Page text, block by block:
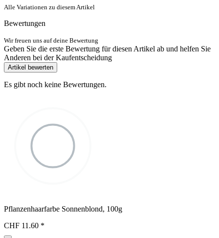
Alle Variationen zu diesem Artikel
Bewertungen
Wir freuen uns auf deine Bewertung
Geben Sie die erste Bewertung für diesen Artikel ab und helfen Sie
Anderen bei der Kaufentscheidung
Artikel bewerten
Es gibt noch keine Bewertungen.
Pflanzenhaarfarbe Sonnenblond, 100g
CHF 11.60 *